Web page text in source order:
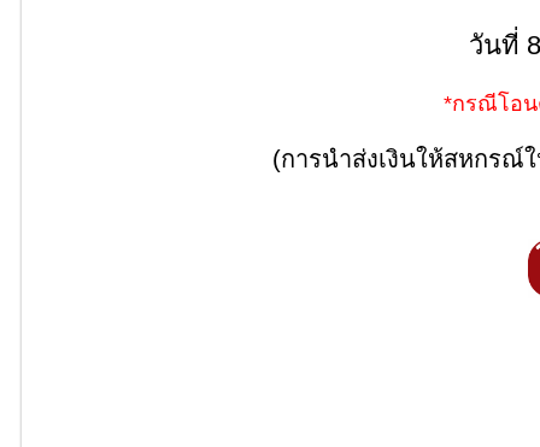
วันที่
*กรณีโอน
(การนำส่งเงินให้สหกรณ์